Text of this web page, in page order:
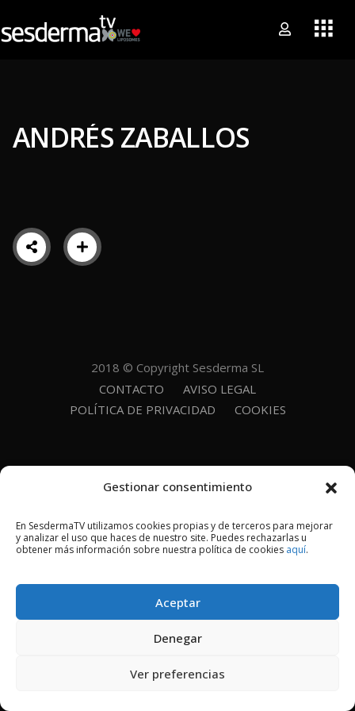
Gestionar consentimiento
En SesdermaTV utilizamos cookies propias y de terceros para mejorar
y analizar el uso que haces de nuestro site. Puedes rechazarlas u
obtener más información sobre nuestra política de cookies aquí.
Aceptar
Denegar
Ver preferencias
ANDRÉS ZABALLOS
2018 © Copyright Sesderma SL
CONTACTO
AVISO LEGAL
POLÍTICA DE PRIVACIDAD
COOKIES